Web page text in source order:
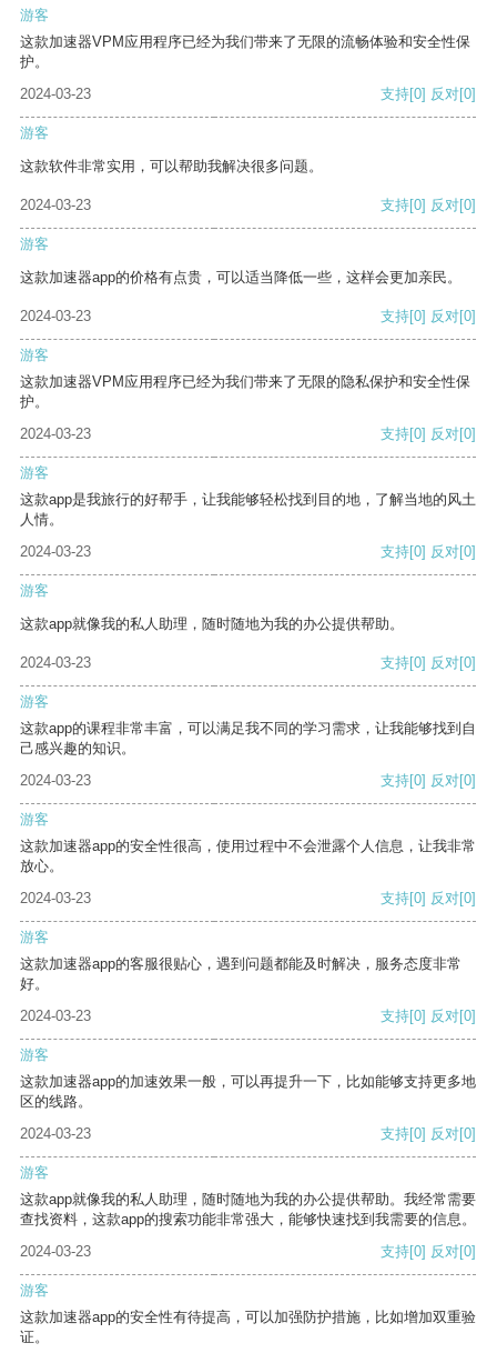
游客
这款加速器VPM应用程序已经为我们带来了无限的流畅体验和安全性保
护。
2024-03-23
支持[0] 反对[0]
游客
这款软件非常实用，可以帮助我解决很多问题。
2024-03-23 支持[0] 反对[0]
游客
这款加速器app的价格有点贵，可以适当降低一些，这样会更加亲民。
2024-03-23 支持[0] 反对[0]
游客
这款加速器VPM应用程序已经为我们带来了无限的隐私保护和安全性保
护。
2024-03-23
支持[0] 反对[0]
游客
这款app是我旅行的好帮手，让我能够轻松找到目的地，了解当地的风土
人情。
2024-03-23
支持[0] 反对[0]
游客
这款app就像我的私人助理，随时随地为我的办公提供帮助。
2024-03-23 支持[0] 反对[0]
游客
这款app的课程非常丰富，可以满足我不同的学习需求，让我能够找到自
己感兴趣的知识。
2024-03-23
支持[0] 反对[0]
游客
这款加速器app的安全性很高，使用过程中不会泄露个人信息，让我非常
放心。
2024-03-23
支持[0] 反对[0]
游客
这款加速器app的客服很贴心，遇到问题都能及时解决，服务态度非常
好。
2024-03-23
支持[0] 反对[0]
游客
这款加速器app的加速效果一般，可以再提升一下，比如能够支持更多地
区的线路。
2024-03-23
支持[0] 反对[0]
游客
这款app就像我的私人助理，随时随地为我的办公提供帮助。我经常需要
查找资料，这款app的搜索功能非常强大，能够快速找到我需要的信息。
2024-03-23
支持[0] 反对[0]
游客
这款加速器app的安全性有待提高，可以加强防护措施，比如增加双重验
证。